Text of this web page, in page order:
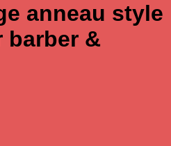
anneau style
barber &